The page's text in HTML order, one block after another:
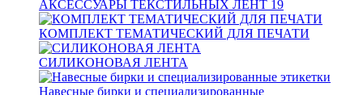
АКСЕССУАРЫ ТЕКСТИЛЬНЫХ ЛЕНТ 19
КОМПЛЕКТ ТЕМАТИЧЕСКИЙ ДЛЯ ПЕЧАТИ
СИЛИКОНОВАЯ ЛЕНТА
Навесные бирки и специализированные